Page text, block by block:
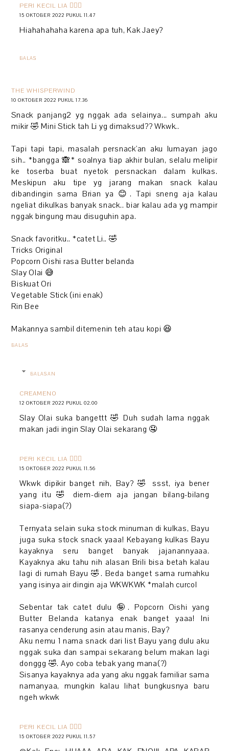
PERI KECIL LIA 🧚🏻‍♀️
15 OKTOBER 2022 PUKUL 11.47
Hiahahahaha karena apa tuh, Kak Jaey?
BALAS
THE WHISPERWIND
10 OKTOBER 2022 PUKUL 17.36
Snack panjang2 yg nggak ada selainya... sumpah aku
mikir 🤣 Mini Stick tah Li yg dimaksud?? Wkwk..
Tapi tapi tapi, masalah persnack'an aku lumayan jago
sih.. *bangga 🙈* soalnya tiap akhir bulan, selalu melipir
ke toserba buat nyetok persnackan dalam kulkas.
Meskipun aku tipe yg jarang makan snack kalau
dibandingin sama Brian ya 😊. Tapi sneng aja kalau
ngeliat dikulkas banyak snack.. biar kalau ada yg mampir
nggak bingung mau disuguhin apa.
Snack favoritku.. *catet Li.. 🤣
Tricks Original
Popcorn Oishi rasa Butter belanda
Slay Olai 😅
Biskuat Ori
Vegetable Stick (ini enak)
Rin Bee
Makannya sambil ditemenin teh atau kopi 😆
BALAS
BALASAN
CREAMENO
12 OKTOBER 2022 PUKUL 02.00
Slay Olai suka bangettt 🤣 Duh sudah lama nggak
makan jadi ingin Slay Olai sekarang 🤤
PERI KECIL LIA 🧚🏻‍♀️
15 OKTOBER 2022 PUKUL 11.56
Wkwk dipikir banget nih, Bay? 🤣 ssst, iya bener
yang itu 🤣 diem-diem aja jangan bilang-bilang
siapa-siapa(?)
Ternyata selain suka stock minuman di kulkas, Bayu
juga suka stock snack yaaa! Kebayang kulkas Bayu
kayaknya seru banget banyak jajanannyaaa.
Kayaknya aku tahu nih alasan Brili bisa betah kalau
lagi di rumah Bayu 🤣. Beda banget sama rumahku
yang isinya air dingin aja WKWKWK *malah curcol
Sebentar tak catet dulu 🤪. Popcorn Oishi yang
Butter Belanda katanya enak banget yaaa! Ini
rasanya cenderung asin atau manis, Bay?
Aku nemu 1 nama snack dari list Bayu yang dulu aku
nggak suka dan sampai sekarang belum makan lagi
donggg 🤣. Ayo coba tebak yang mana(?)
Sisanya kayaknya ada yang aku nggak familiar sama
namanyaa, mungkin kalau lihat bungkusnya baru
ngeh wkwk
PERI KECIL LIA 🧚🏻‍♀️
15 OKTOBER 2022 PUKUL 11.57